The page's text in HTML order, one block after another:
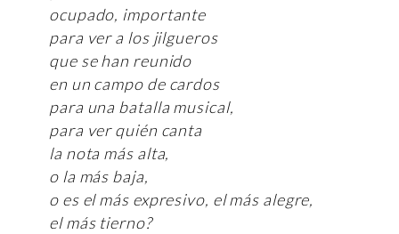
ocupado, importante
para ver a los jilgueros
que se han reunido
en un campo de cardos
para una batalla musical,
para ver quién canta
la nota más alta,
o la más baja,
o es el más expresivo, el más alegre,
el más tierno?